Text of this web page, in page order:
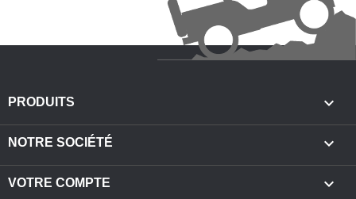
PRODUITS 
NOTRE SOCIÉTÉ 
VOTRE COMPTE 